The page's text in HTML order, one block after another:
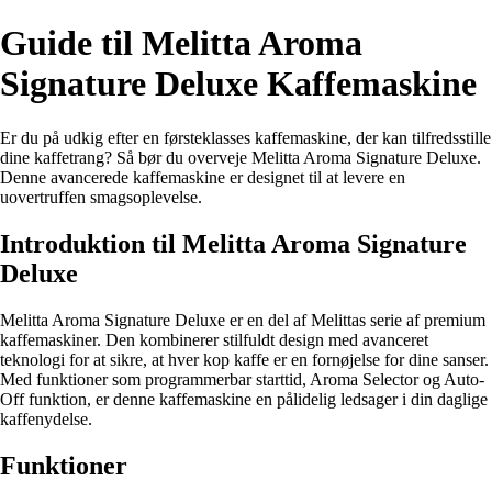
Guide til Melitta Aroma
Signature Deluxe Kaffemaskine
Er du på udkig efter en førsteklasses kaffemaskine, der kan tilfredsstille
dine kaffetrang? Så bør du overveje Melitta Aroma Signature Deluxe.
Denne avancerede kaffemaskine er designet til at levere en
uovertruffen smagsoplevelse.
Introduktion til Melitta Aroma Signature
Deluxe
Melitta Aroma Signature Deluxe er en del af Melittas serie af premium
kaffemaskiner. Den kombinerer stilfuldt design med avanceret
teknologi for at sikre, at hver kop kaffe er en fornøjelse for dine sanser.
Med funktioner som programmerbar starttid, Aroma Selector og Auto-
Off funktion, er denne kaffemaskine en pålidelig ledsager i din daglige
kaffenydelse.
Funktioner